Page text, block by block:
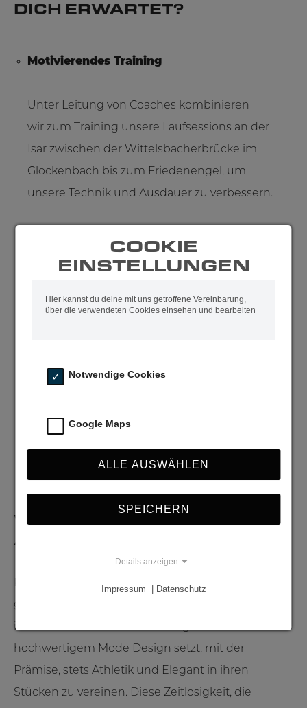
DICH ERWARTET?
Motivierendes Training
Unter Leitung von Coaches kombinieren
wir zum Training unsere Laufsessions an der
Isar zwischen der Wittelsbacherbrücke im
Glockenbach bis zum Friedenengel, um
unsere Technik und Ausdauer zu verbessern.
Gemeinschaft und Inspiration
Spaß, sondern motiviert auch, die eigenen
Community Feeling
Mit Unterstützung von Kwong Athletics –
WAS STEHT HINTER KWONG
ATHLETICS?
Kwong Athletics ist eine im Jahr 2021 in München
gegründete Mode Marke und Lifestyle Brand, die
ihren Fokus auf die Entwicklung von
hochwertigem Mode Design setzt, mit der
Prämise, stets Athletik und Elegant in ihren
Stücken zu vereinen. Diese Zeitlosigkeit, die
COOKIE
EINSTELLUNGEN
Hier kannst du deine mit uns getroffene Vereinbarung,
über die verwendeten Cookies einsehen und bearbeiten
Notwendige Cookies
Google Maps
ALLE AUSWÄHLEN
SPEICHERN
Details anzeigen
Impressum | Datenschutz